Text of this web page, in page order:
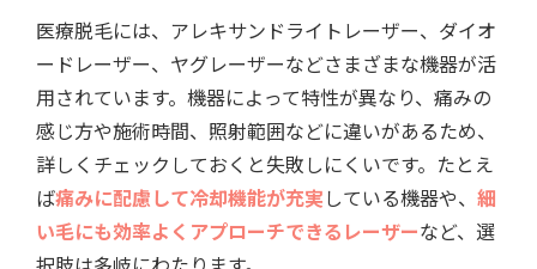
医療脱毛には、アレキサンドライトレーザー、ダイオ
ードレーザー、ヤグレーザーなどさまざまな機器が活
用されています。機器によって特性が異なり、痛みの
感じ方や施術時間、照射範囲などに違いがあるため、
詳しくチェックしておくと失敗しにくいです。たとえ
ば痛みに配慮して冷却機能が充実している機器や、 細
い毛にも効率よくアプローチできるレーザーなど、選